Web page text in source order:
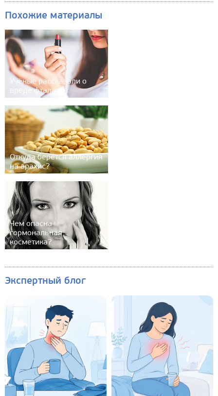
Похожие материалы
Учёные рассказали о
вреде фталатов
Откуда берется аллергия
на арахис?
Чем опасна
гормональная
косметика?
Экспертный блог